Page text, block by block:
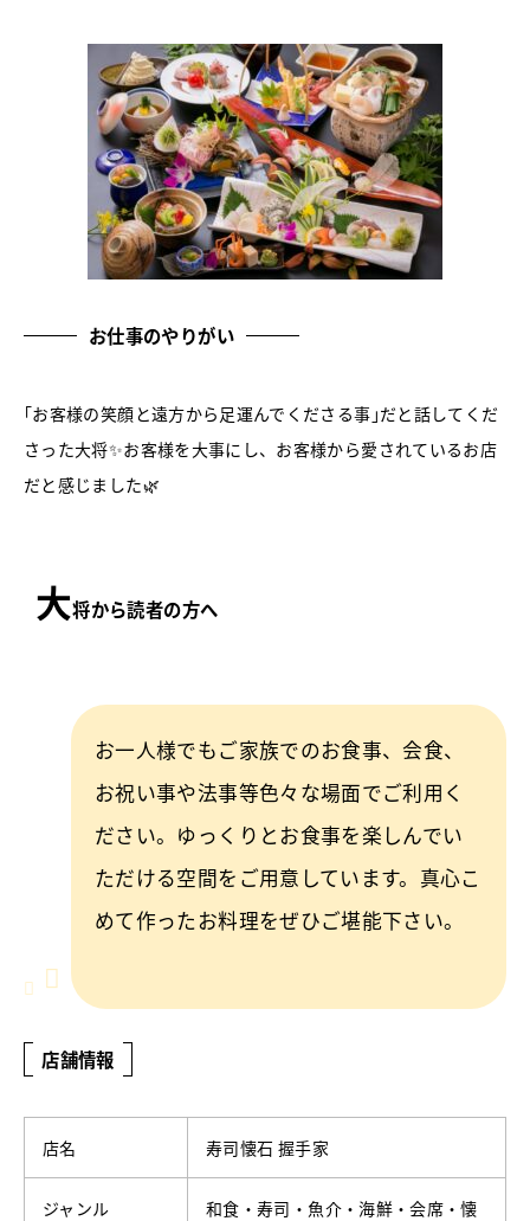
お仕事のやりがい
｢お客様の笑顔と遠方から足運んでくださる事｣だと話してくだ
さった大将✨お客様を大事にし、お客様から愛されているお店
だと感じました🌿
大将から読者の方へ
お一人様でもご家族でのお食事、会食、
お祝い事や法事等色々な場面でご利用く
ださい。ゆっくりとお食事を楽しんでい
ただける空間をご用意しています。真心こ
めて作ったお料理をぜひご堪能下さい。
店舗情報
店名 寿司懐石 握手家
ジャンル
和食・寿司・魚介・海鮮・会席・懐